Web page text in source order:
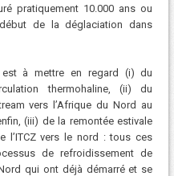
pratiquement 10.000 ans ou
de la déglaciation dans
est à mettre en regard (i) du
thermohaline, (ii) du
vers l’Afrique du Nord au
(iii) de la remontée estivale
l’ITCZ vers le nord : tous ces
de refroidissement de
qui ont déjà démarré et se